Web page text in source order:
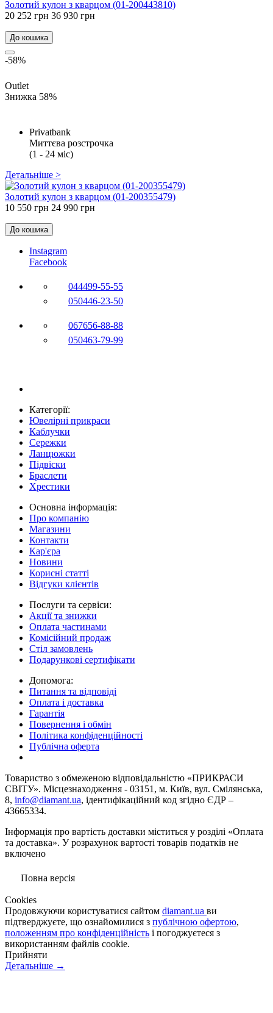
Золотий кулон з кварцом (01-200443810)
20 252 грн 36 930 грн
До кошика
-58%
Outlet
Знижка 58%
Privatbank
Миттєва розстрочка
(1 - 24 міс)
Детальніше >
Золотий кулон з кварцом (01-200355479)
10 550 грн 24 990 грн
До кошика
Instagram
Facebook
044499-55-55
050446-23-50
067656-88-88
050463-79-99
Категорії:
Ювелірні прикраси
Каблучки
Сережки
Ланцюжки
Підвіски
Браслети
Хрестики
Основна інформація:
Про компанію
Магазини
Контакти
Кар'єра
Новини
Корисні статті
Відгуки клієнтів
Послуги та сервіси:
Акції та знижки
Оплата частинами
Комісійний продаж
Стіл замовлень
Подарункові сертифікати
Допомога:
Питання та відповіді
Оплата і доставка
Гарантія
Повернення і обмін
Політика конфіденційності
Публічна оферта
Товариство з обмеженою вiдповiдальнiстю «ПРИКРАСИ
СВІТУ». Місцезнаходження - 03151, м. Київ, вул. Смілянська,
8, info@diamant.ua, ідентифікаційний код згідно ЄДР –
43665334.
Інформація про вартість доставки міститься у розділі «Оплата
та доставка». У розрахунок вартості товарів податків не
включено
Повна версія
Сookies
Продовжуючи користуватися сайтом diamant.ua ви
підтверджуєте, що ознайомилися з публічною офертою,
положенням про конфіденційність і погоджуєтеся з
використанням файлів cookie.
Прийняти
Детальніше →